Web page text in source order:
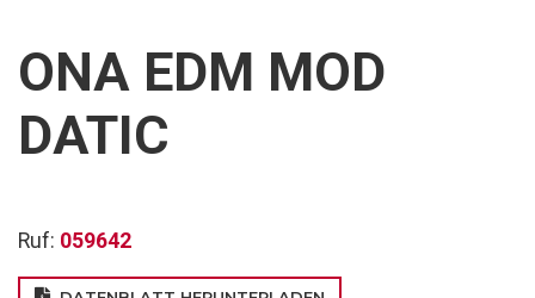
ONA EDM MOD
DATIC
Ruf: 059642